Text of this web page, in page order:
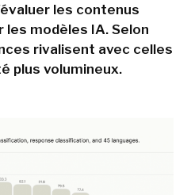
les contenus
modèles IA. Selon
rivalisent avec celles
plus volumineux.